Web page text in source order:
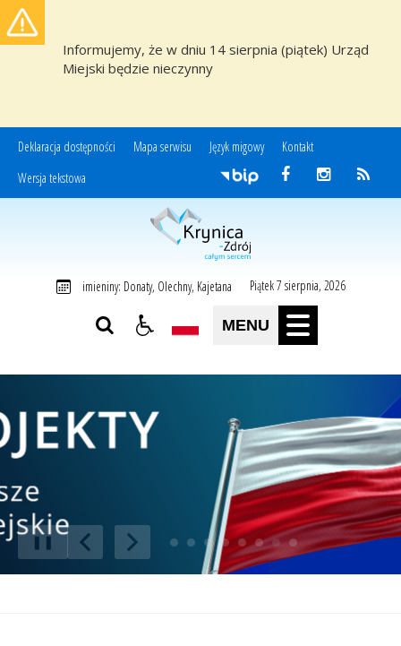
Informujemy, że w dniu 14 sierpnia (piątek) Urząd
Miejski będzie nieczynny
Deklaracja dostępności Mapa serwisu Język migowy
Kontakt
Wersja tekstowa
Miasto i Gmina Uzdrowiskowa Krynica-Zdrój
imieniny: Donaty, Olechny, Kajetana Piątek 7 sierpnia, 2026
MENU
Poprzedni Element
Następny Element
❚❚